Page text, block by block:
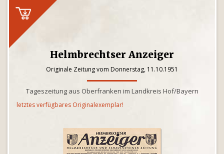
Helmbrechtser Anzeiger
Originale Zeitung vom Donnerstag, 11.10.1951
Tageszeitung aus Oberfranken im Landkreis Hof/Bayern
letztes verfügbares Originalexemplar!